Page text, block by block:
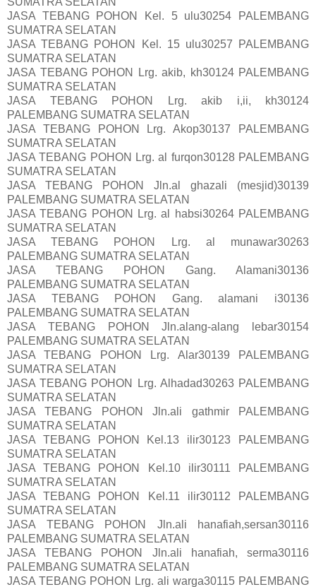
JASA TEBANG POHON Kel. 5 ulu30254 PALEMBANG
SUMATRA SELATAN
JASA TEBANG POHON Kel. 15 ulu30257 PALEMBANG
SUMATRA SELATAN
JASA TEBANG POHON Lrg. akib, kh30124 PALEMBANG
SUMATRA SELATAN
JASA TEBANG POHON Lrg. akib i,ii, kh30124
PALEMBANG SUMATRA SELATAN
JASA TEBANG POHON Lrg. Akop30137 PALEMBANG
SUMATRA SELATAN
JASA TEBANG POHON Lrg. al furqon30128 PALEMBANG
SUMATRA SELATAN
JASA TEBANG POHON Jln.al ghazali (mesjid)30139
PALEMBANG SUMATRA SELATAN
JASA TEBANG POHON Lrg. al habsi30264 PALEMBANG
SUMATRA SELATAN
JASA TEBANG POHON Lrg. al munawar30263
PALEMBANG SUMATRA SELATAN
JASA TEBANG POHON Gang. Alamani30136
PALEMBANG SUMATRA SELATAN
JASA TEBANG POHON Gang. alamani i30136
PALEMBANG SUMATRA SELATAN
JASA TEBANG POHON Jln.alang-alang lebar30154
PALEMBANG SUMATRA SELATAN
JASA TEBANG POHON Lrg. Alar30139 PALEMBANG
SUMATRA SELATAN
JASA TEBANG POHON Lrg. Alhadad30263 PALEMBANG
SUMATRA SELATAN
JASA TEBANG POHON Jln.ali gathmir PALEMBANG
SUMATRA SELATAN
JASA TEBANG POHON Kel.13 ilir30123 PALEMBANG
SUMATRA SELATAN
JASA TEBANG POHON Kel.10 ilir30111 PALEMBANG
SUMATRA SELATAN
JASA TEBANG POHON Kel.11 ilir30112 PALEMBANG
SUMATRA SELATAN
JASA TEBANG POHON Jln.ali hanafiah,sersan30116
PALEMBANG SUMATRA SELATAN
JASA TEBANG POHON Jln.ali hanafiah, serma30116
PALEMBANG SUMATRA SELATAN
JASA TEBANG POHON Lrg. ali warga30115 PALEMBANG